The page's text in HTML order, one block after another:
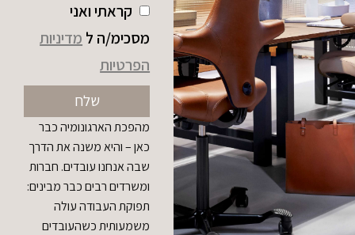
קראתי ואני
מסכימ/ה ל מדיניות
הפרטיות
שלח
מהפכת הארגונומיה כבר
כאן – והיא משנה את הדרך
שבה אנחנו עובדים. חברות
ומשרדים רבים כבר מבינים:
תפוקת העבודה עולה
משמעותית כשהעובדים